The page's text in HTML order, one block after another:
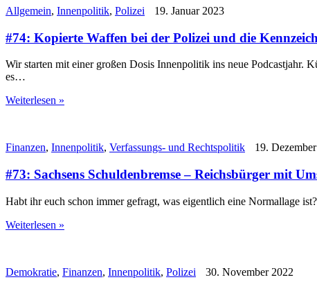
Allgemein, Innenpolitik, Polizei 19. Januar 2023
#74: Kopierte Waffen bei der Polizei und die
Wir starten mit einer großen Dosis Innenpolitik ins neue Podcastjahr.
es…
Weiterlesen »
Finanzen, Innenpolitik, Verfassungs- und Rechtspolitik 19.
#73: Sachsens Schuldenbremse – Reichsbürger mit
Habt ihr euch schon immer gefragt, was eigentlich eine Normallage
Weiterlesen »
Demokratie, Finanzen, Innenpolitik, Polizei 30. November 2022